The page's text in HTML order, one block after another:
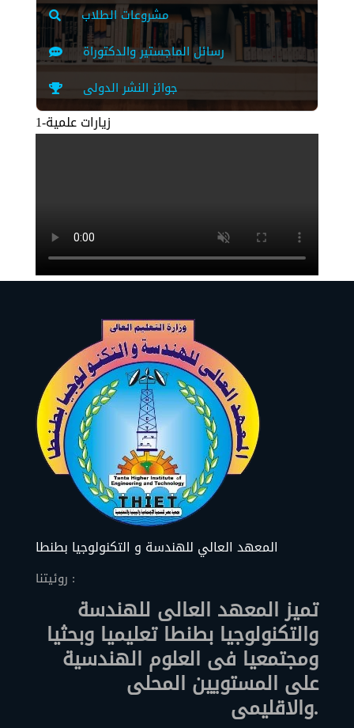
مشروعات الطلاب
رسائل الماجستير والدكتوراة
جوائز النشر الدولى
1-زيارات علمية
المعهد العالي للهندسة و التكنولوجيا بطنطا
روئيتنا :
والتكنولوجيا بطنطا تعليميا وبحثيا
ومجتمعيا فى العلوم الهندسية
على المستويين المحلى
والاقليمى.